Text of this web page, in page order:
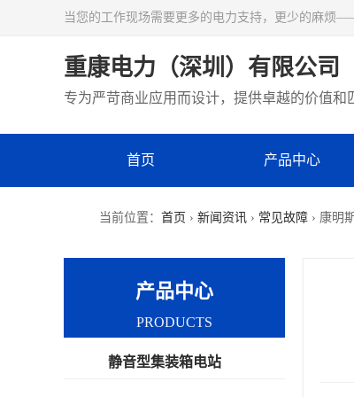
当您的工作现场需要更多的电力支持，更少的麻烦
重康电力（深圳）有限公司
专为严苛商业应用而设计，提供卓越的价值和
首页 产品中心
当前位置： 首页 › 新闻资讯 › 常见故障 › 康明
产品中心
PRODUCTS
静音型集装箱电站